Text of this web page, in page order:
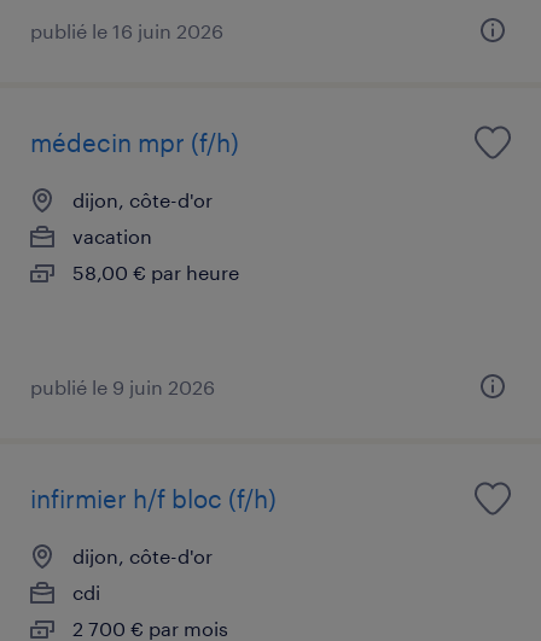
publié le 16 juin 2026
médecin mpr (f/h)
dijon, côte-d'or
vacation
58,00 € par heure
publié le 9 juin 2026
infirmier h/f bloc (f/h)
dijon, côte-d'or
cdi
2 700 € par mois